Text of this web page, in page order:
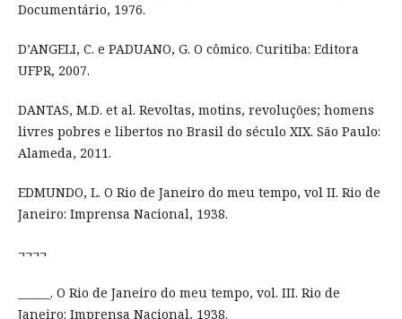
Documentário, 1976.
D’ANGELI, C. e PADUANO, G. O cômico. Curitiba: Editora
UFPR, 2007.
DANTAS, M.D. et al. Revoltas, motins, revoluções; homens
livres pobres e libertos no Brasil do século XIX. São Paulo:
Alameda, 2011.
EDMUNDO, L. O Rio de Janeiro do meu tempo, vol II. Rio de
Janeiro: Imprensa Nacional, 1938.
¬¬¬¬
______. O Rio de Janeiro do meu tempo, vol. III. Rio de
Janeiro: Imprensa Nacional, 1938.